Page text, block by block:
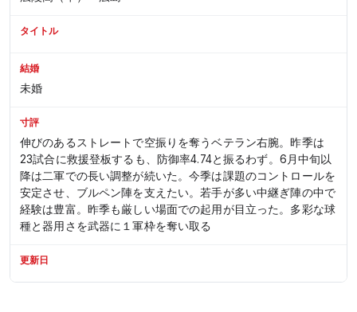
タイトル
結婚
未婚
寸評
伸びのあるストレートで空振りを奪うベテラン右腕。昨季は
23試合に救援登板するも、防御率4.74と振るわず。6月中旬以
降は二軍での長い調整が続いた。今季は課題のコントロールを
安定させ、ブルペン陣を支えたい。若手が多い中継ぎ陣の中で
経験は豊富。昨季も厳しい場面での起用が目立った。多彩な球
種と器用さを武器に１軍枠を奪い取る
更新日